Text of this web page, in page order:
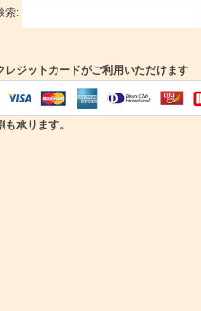
索:
レジットカードがご利用いただけます
も承ります。